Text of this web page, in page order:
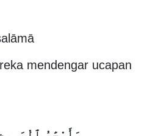
mendengar ucapan